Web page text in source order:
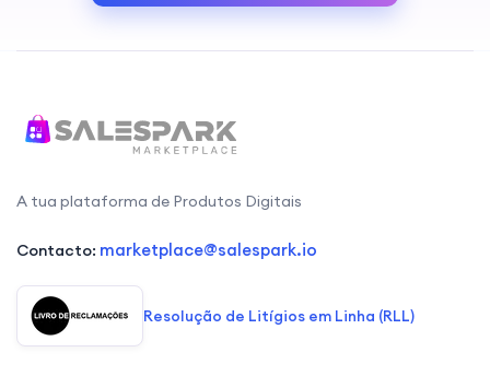
A tua plataforma de Produtos Digitais
Contacto: marketplace@salespark.io
Resolução de Litígios em Linha (RLL)